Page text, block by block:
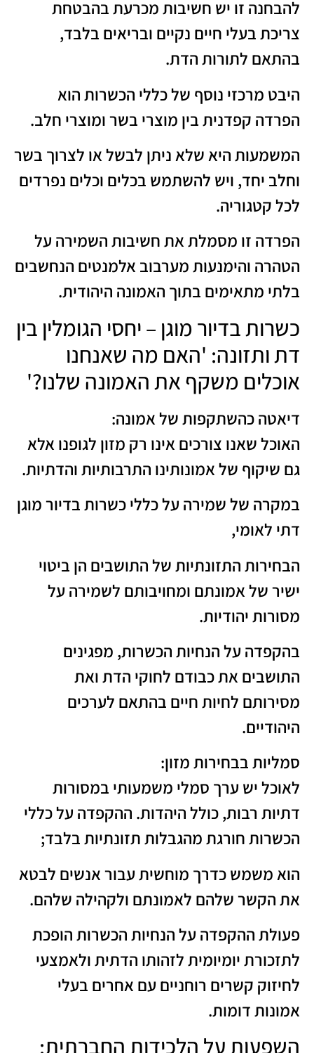
להבחנה זו יש חשיבות מכרעת בהבטחת
צריכת בעלי חיים נקיים ובריאים בלבד,
בהתאם לתורות הדת.
היבט מרכזי נוסף של כללי הכשרות הוא
הפרדה קפדנית בין מוצרי בשר ומוצרי חלב.
המשמעות היא שלא ניתן לבשל או לצרוך בשר
וחלב יחד, ויש להשתמש בכלים וכלים נפרדים
לכל קטגוריה.
הפרדה זו מסמלת את חשיבות השמירה על
הטהרה והימנעות מערבוב אלמנטים הנחשבים
בלתי מתאימים בתוך האמונה היהודית.
כשרות בדיור מוגן – יחסי הגומלין בין
דת ותזונה: 'האם מה שאנחנו
אוכלים משקף את האמונה שלנו?'
דיאטה כהשתקפות של אמונה:
האוכל שאנו צורכים אינו רק מזון לגופנו אלא
גם שיקוף של אמונותינו התרבותיות והדתיות.
במקרה של שמירה על כללי כשרות בדיור מוגן
דתי לאומי,
הבחירות התזונתיות של התושבים הן ביטוי
ישיר של אמונתם ומחויבותם לשמירה על
מסורות יהודיות.
בהקפדה על הנחיות הכשרות, מפגינים
התושבים את כבודם לחוקי הדת ואת
מסירותם לחיות חיים בהתאם לערכים
היהודיים.
סמליות בבחירות מזון:
לאוכל יש ערך סמלי משמעותי במסורות
דתיות רבות, כולל היהדות. ההקפדה על כללי
הכשרות חורגת מהגבלות תזונתיות בלבד;
הוא משמש כדרך מוחשית עבור אנשים לבטא
את הקשר שלהם לאמונתם ולקהילה שלהם.
פעולת ההקפדה על הנחיות הכשרות הופכת
לתזכורת יומיומית לזהותו הדתית ולאמצעי
לחיזוק קשרים רוחניים עם אחרים בעלי
אמונות דומות.
השפעות על הלכידות החברתית: